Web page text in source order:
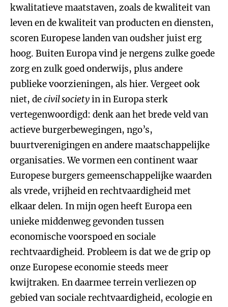
kwalitatieve maatstaven, zoals de kwaliteit van
leven en de kwaliteit van producten en diensten,
scoren Europese landen van oudsher juist erg
hoog. Buiten Europa vind je nergens zulke goede
zorg en zulk goed onderwijs, plus andere
publieke voorzieningen, als hier. Vergeet ook
niet, decivil societyin in Europa sterk
vertegenwoordigd: denk aan het brede veld van
actieve burgerbewegingen, ngo’s,
buurtverenigingen en andere maatschappelijke
organisaties. We vormen een continent waar
Europese burgers gemeenschappelijke waarden
als vrede, vrijheid en rechtvaardigheid met
elkaar delen. In mijn ogen heeft Europa een
unieke middenweg gevonden tussen
economische voorspoed en sociale
rechtvaardigheid. Probleem is dat we de grip op
onze Europese economie steeds meer
kwijtraken. En daarmee terrein verliezen op
gebied van sociale rechtvaardigheid, ecologie en